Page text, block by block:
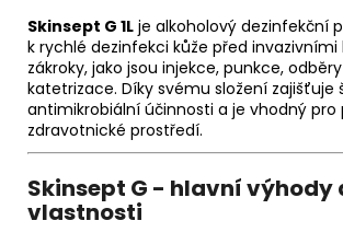
Skinsept G 1L je alkoholový dezinfekční
k rychlé dezinfekci kůže před invazivními
zákroky, jako jsou injekce, punkce,
katetrizace. Díky svému složení zajišťuje
antimikrobiální účinnosti a je vhodný pro
zdravotnické prostředí.
Skinsept G - hlavní výhody
vlastnosti